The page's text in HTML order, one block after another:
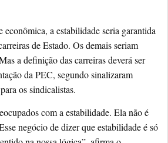
econômica, a estabilidade seria garantida
de Estado. Os demais seriam
a definição das carreiras deverá ser
da PEC, segundo sinalizaram
os sindicalistas.
com a estabilidade. Ela não é
negócio de dizer que estabilidade é só